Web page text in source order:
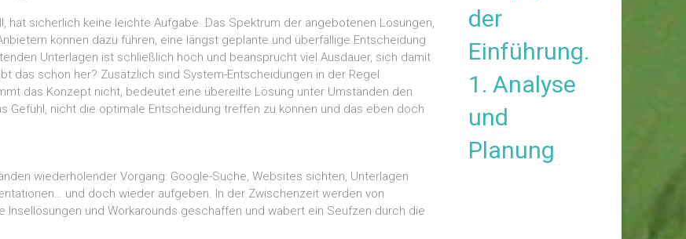
hat sicherlich keine leichte Aufgabe. Das Spektrum der angebotenen Lösungen,
können dazu führen, eine längst geplante und überfällige Entscheidung
Unterlagen ist schließlich hoch und beansprucht viel Ausdauer, sich damit
das schon her? Zusätzlich sind System-Entscheidungen in der Regel
das Konzept nicht, bedeutet eine übereilte Lösung unter Umständen den
Gefühl, nicht die optimale Entscheidung treffen zu können und das eben doch
wiederholender Vorgang: Google-Suche, Websites sichten, Unterlagen
und doch wieder aufgeben. In der Zwischenzeit werden von
und Workarounds geschaffen und wabert ein Seufzen durch die